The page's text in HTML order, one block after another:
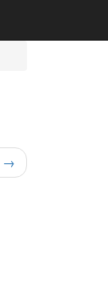
→